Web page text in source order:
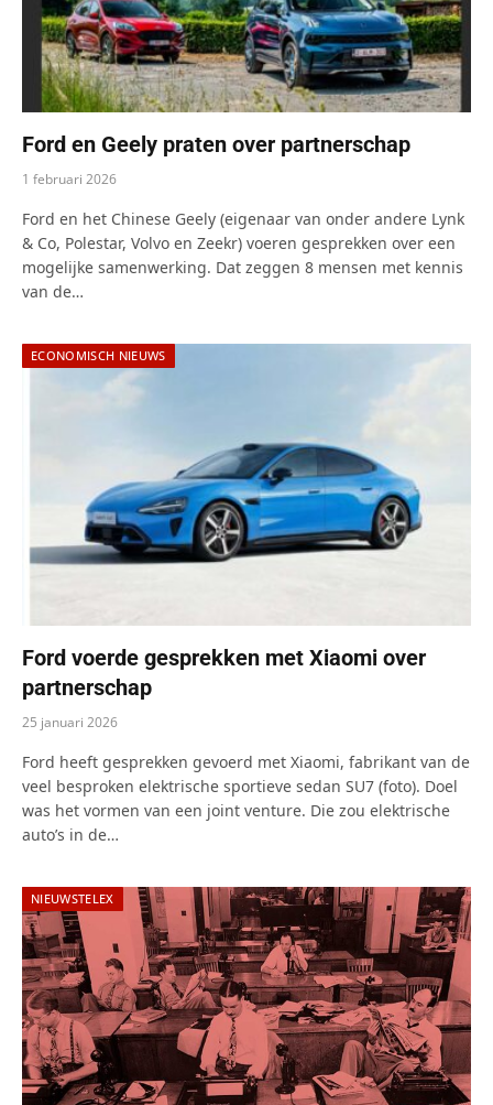
Ford en Geely praten over partnerschap
1 februari 2026
Ford en het Chinese Geely (eigenaar van onder andere Lynk
& Co, Polestar, Volvo en Zeekr) voeren gesprekken over een
mogelijke samenwerking. Dat zeggen 8 mensen met kennis
van de…
ECONOMISCH NIEUWS
Ford voerde gesprekken met Xiaomi over
partnerschap
25 januari 2026
Ford heeft gesprekken gevoerd met Xiaomi, fabrikant van de
veel besproken elektrische sportieve sedan SU7 (foto). Doel
was het vormen van een joint venture. Die zou elektrische
auto’s in de…
NIEUWSTELEX